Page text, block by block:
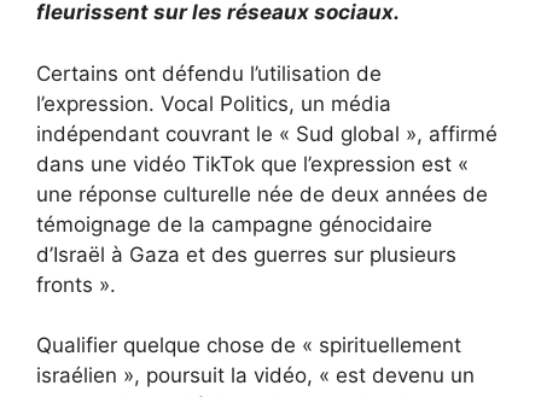
fleurissent sur les réseaux sociaux.
Certains ont défendu l’utilisation de
l’expression. Vocal Politics, un média
indépendant couvrant le « Sud global », affirmé
dans une vidéo TikTok que l’expression est «
une réponse culturelle née de deux années de
témoignage de la campagne génocidaire
d’Israël à Gaza et des guerres sur plusieurs
fronts ».
Qualifier quelque chose de « spirituellement
israélien », poursuit la vidéo, « est devenu un